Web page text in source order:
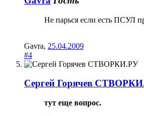
Не парься если есть ПСУЛ
Gavra, 25.04.2009
#4
Сергей Горячев
тут еще вопрос.